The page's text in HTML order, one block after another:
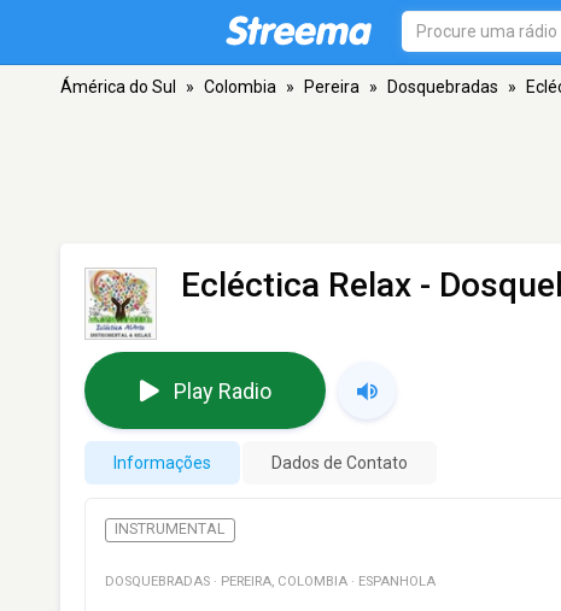
Ámérica do Sul » Colombia » Pereira » Dosquebradas »
Ecléctica Relax -
Play Radio
Informações Dados de Contato
INSTRUMENTAL
DOSQUEBRADAS · PEREIRA, COLOMBIA · ESPANHOLA